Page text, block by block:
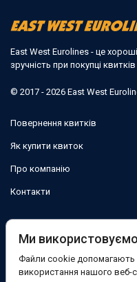
East West Eurolines - це
зручність при покупці квитків
© 2017 - 2026 East West
Повернення квитків
Як купити квиток
Про компанію
Контакти
Facebook
Ми
Файли cookie допомагають
використання нашого веб-